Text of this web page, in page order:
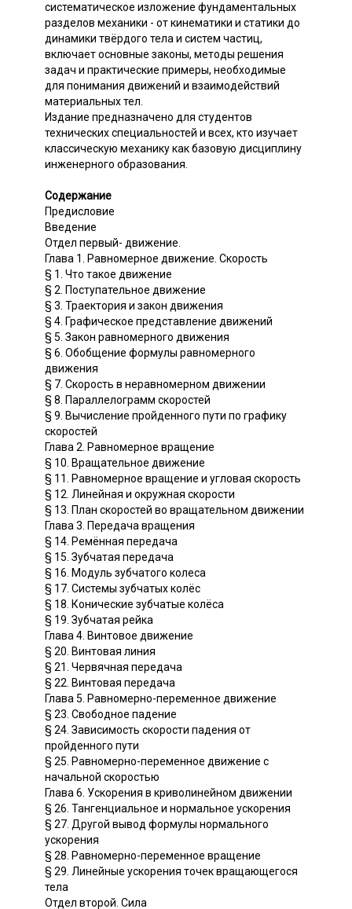
систематическое изложение фундаментальных
разделов механики - от кинематики и статики до
динамики твёрдого тела и систем частиц,
включает основные законы, методы решения
задач и практические примеры, необходимые
для понимания движений и взаимодействий
материальных тел.
Издание предназначено для студентов
технических специальностей и всех, кто изучает
классическую механику как базовую дисциплину
инженерного образования.
Содержание
Предисловие
Введение
Отдел первый- движение.
Глава 1. Равномерное движение. Скорость
§ 1. Что такое движение
§ 2. Поступательное движение
§ 3. Траектория и закон движения
§ 4. Графическое представление движений
§ 5. Закон равномерного движения
§ 6. Обобщение формулы равномерного
движения
§ 7. Скорость в неравномерном движении
§ 8. Параллелограмм скоростей
§ 9. Вычисление пройденного пути по графику
скоростей
Глава 2. Равномерное вращение
§ 10. Вращательное движение
§ 11. Равномерное вращение и угловая скорость
§ 12. Линейная и окружная скорости
§ 13. План скоростей во вращательном движении
Глава 3. Передача вращения
§ 14. Ремённая передача
§ 15. Зубчатая передача
§ 16. Модуль зубчатого колеса
§ 17. Системы зубчатых колёс
§ 18. Конические зубчатые колёса
§ 19. Зубчатая рейка
Глава 4. Винтовое движение
§ 20. Винтовая линия
§ 21. Червячная передача
§ 22. Винтовая передача
Глава 5. Равномерно-переменное движение
§ 23. Свободное падение
§ 24. Зависимость скорости падения от
пройденного пути
§ 25. Равномерно-переменное движение с
начальной скоростью
Глава 6. Ускорения в криволинейном движении
§ 26. Тангенциальное и нормальное ускорения
§ 27. Другой вывод формулы нормального
ускорения
§ 28. Равномерно-переменное вращение
§ 29. Линейные ускорения точек вращающегося
тела
Отдел второй. Сила